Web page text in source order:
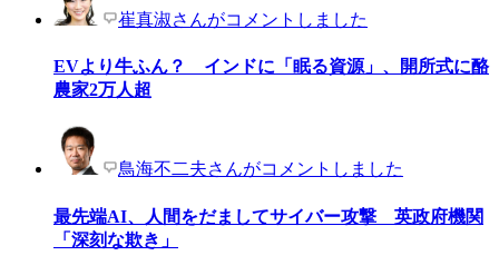
崔真淑さんがコメントしました
EVより牛ふん？ インドに「眠る資源」、開所式に酪
農家2万人超
鳥海不二夫さんがコメントしました
最先端AI、人間をだましてサイバー攻撃 英政府機関
「深刻な欺き」